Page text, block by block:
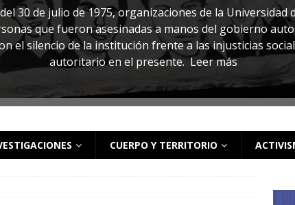
30 de julio de 1975, organizaciones de la Universidad
que fueron asesinadas a manos del gobierno
el silencio de la institución frente a las injusticias
autoritario en el presente.Leer más
CUERPO Y TERRITORIO